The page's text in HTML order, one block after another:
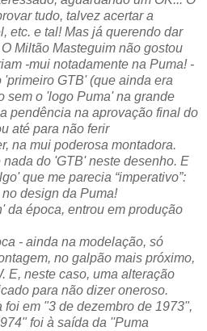
tudo, talvez acertar a
etc. e tal! Mas já querendo dar
Miltão Masteguim não gostou
-mui notadamente na Puma! -
'primeiro GTB' (que ainda era
sem o 'logo Puma' na grande
pendência na aprovação final do
até para não ferir
na mui poderosa montadora.
do 'GTB' neste desenho. E
que me parecia “imperativo”:
design da Puma!
da época, entrou em produção
- ainda na modelação, só
no galpão mais próximo,
E, neste caso, uma alteração
para não dizer oneroso.
em "3 de dezembro de 1973",
foi à saída da ''Puma